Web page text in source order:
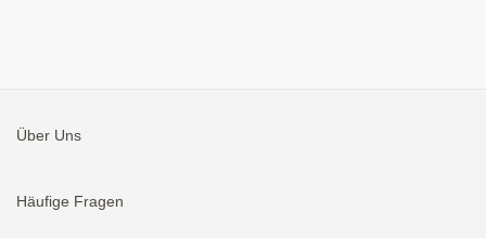
Über Uns
Häufige Fragen